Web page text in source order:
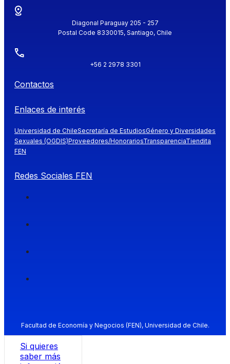
Diagonal Paraguay 205 - 257
Postal Code 8330015, Santiago, Chile
+56 2 2978 3301
Contactos
Enlaces de interés
Universidad de ChileSecretaría de EstudiosGénero y Diversidades
Sexuales (OGDIS)Proveedores/HonorariosTransparenciaTiendita
FEN
Redes Sociales FEN
Facultad de Economía y Negocios (FEN), Universidad de Chile.
Si quieres
saber más